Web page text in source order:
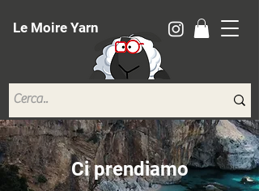
Le Moire Yarn
Ci prendiamo